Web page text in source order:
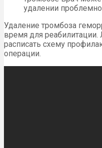
удалении
Удаление тромбоза
время для
расписать схему
операции.